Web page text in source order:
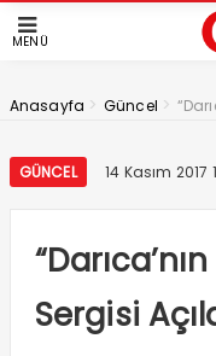
MENÜ
Anasayfa > Güncel >
GÜNCEL 14 Kasım 2017
Sergisi